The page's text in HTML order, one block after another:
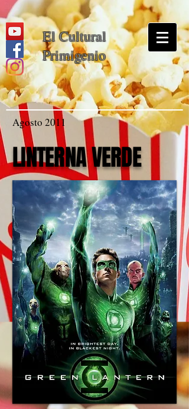
El Cultural
Primigenio
Agosto 2011
LINTERNA VERDE